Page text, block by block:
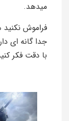
میدهد.
فراموش
جدا گانه ای
با دقت فکر